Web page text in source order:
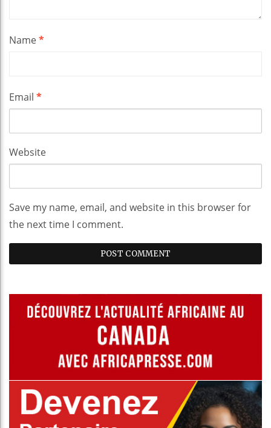
Name*
Email *
Website
Save my name, email, and website in this browser for
the next time I comment.